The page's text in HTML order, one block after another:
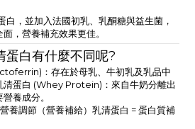
白，並加入法國初乳、乳酮糖與益生菌，
，營養補充效果更佳。
蛋白有什麼不同呢?
：存在於母乳、牛初乳及乳品中
清蛋白 (Whey Protein)：來自牛奶分離出
養成分。
調節（營養補給）乳清蛋白 = 蛋白質補